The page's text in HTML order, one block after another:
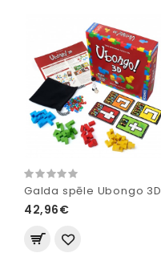
Galda spēle Ubongo 3D
42,96€